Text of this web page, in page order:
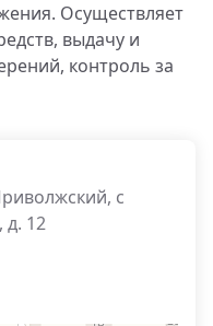
Осуществляет
выдачу и
контроль за
с
д. 12